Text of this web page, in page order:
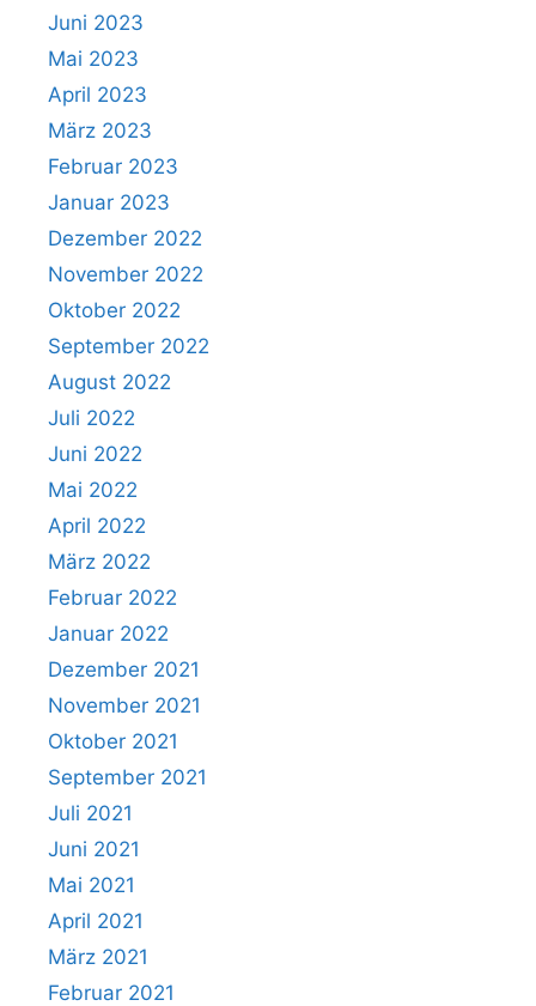
Juni 2023
Mai 2023
April 2023
März 2023
Februar 2023
Januar 2023
Dezember 2022
November 2022
Oktober 2022
September 2022
August 2022
Juli 2022
Juni 2022
Mai 2022
April 2022
März 2022
Februar 2022
Januar 2022
Dezember 2021
November 2021
Oktober 2021
September 2021
Juli 2021
Juni 2021
Mai 2021
April 2021
März 2021
Februar 2021